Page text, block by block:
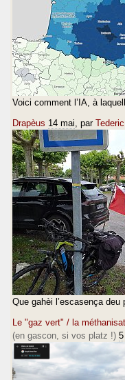
Voici comment l’IA, à
Drapèus 14 mai , par
Que gahèi l’escasença
Le "gaz vert" / la
(en gascon, si vos platz !)